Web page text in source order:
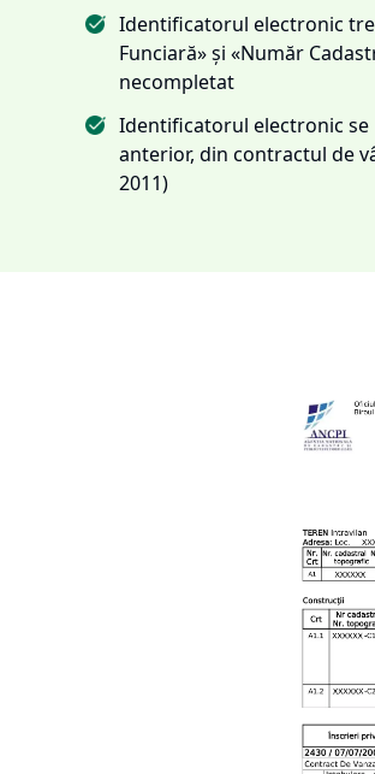
Identificatorul electronic
Funciară» și «Număr
necompletat
Identificatorul electronic
anterior, din contractul de
2011)